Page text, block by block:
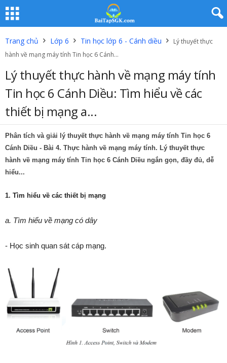
Trang chủ Lớp 6 Tin học lớp 6 - Cánh diều
Lý thuyết thực
hành về mạng máy tính Tin học 6 Cánh...
Lý thuyết thực hành về mạng máy tính
Tin học 6 Cánh Diều: Tìm hiểu về các
thiết bị mạng a...
Phân tích và giải lý thuyết thực hành về mạng máy tính Tin học 6
Cánh Diều - Bài 4. Thực hành về mạng máy tính. Lý thuyết thực
hành về mạng máy tính Tin học 6 Cánh Diều ngắn gọn, đầy đủ, dễ
hiểu...
1. Tìm hiểu về các thiết bị mạng
a. Tìm hiểu về mạng có dây
- Học sinh quan sát cáp mạng.